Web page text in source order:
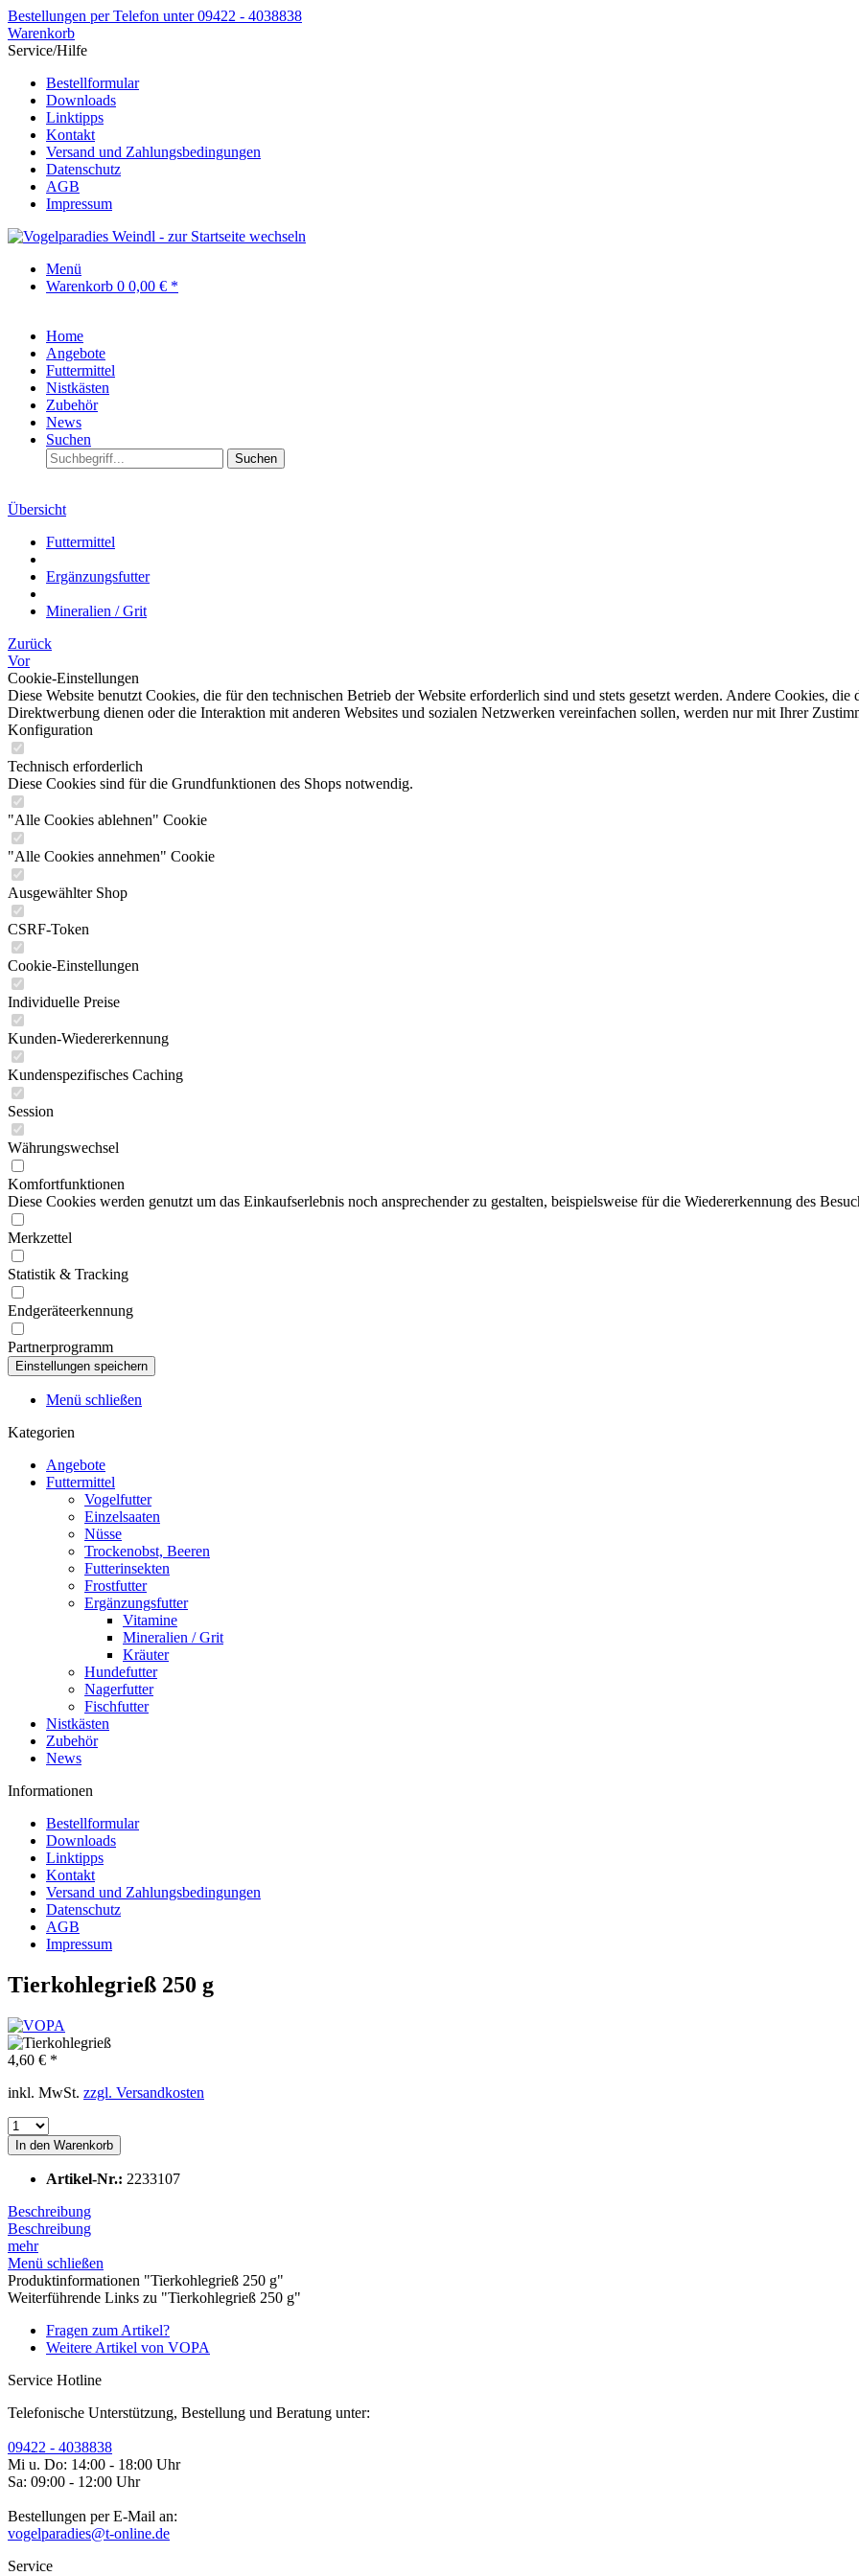
Bestellungen per Telefon unter 09422 - 4038838
Warenkorb
Service/Hilfe
Bestellformular
Downloads
Linktipps
Kontakt
Versand und Zahlungsbedingungen
Datenschutz
AGB
Impressum
Menü
Warenkorb 0 0,00 € *
Home
Angebote
Futtermittel
Nistkästen
Zubehör
News
Suchen
Suchen
Übersicht
Futtermittel
Ergänzungsfutter
Mineralien / Grit
Zurück
Vor
Cookie-Einstellungen
Diese Website benutzt Cookies, die für den technischen Betrieb der Website erforderlich sind und stets gesetzt werden. Andere Cookies,
Direktwerbung dienen oder die Interaktion mit anderen Websites und sozialen Netzwerken vereinfachen sollen, werden nur mit Ihrer
Konfiguration
Technisch erforderlich
Diese Cookies sind für die Grundfunktionen des Shops notwendig.
"Alle Cookies ablehnen" Cookie
"Alle Cookies annehmen" Cookie
Ausgewählter Shop
CSRF-Token
Cookie-Einstellungen
Individuelle Preise
Kunden-Wiedererkennung
Kundenspezifisches Caching
Session
Währungswechsel
Komfortfunktionen
Diese Cookies werden genutzt um das Einkaufserlebnis noch ansprechender zu gestalten, beispielsweise für die Wiedererkennung des
Merkzettel
Statistik & Tracking
Endgeräteerkennung
Partnerprogramm
Menü schließen
Kategorien
Angebote
Futtermittel
Vogelfutter
Einzelsaaten
Nüsse
Trockenobst, Beeren
Futterinsekten
Frostfutter
Ergänzungsfutter
Vitamine
Mineralien / Grit
Kräuter
Hundefutter
Nagerfutter
Fischfutter
Nistkästen
Zubehör
News
Informationen
Bestellformular
Downloads
Linktipps
Kontakt
Versand und Zahlungsbedingungen
Datenschutz
AGB
Impressum
Tierkohlegrieß 250 g
4,60 € *
inkl. MwSt. zzgl. Versandkosten
In den Warenkorb
Artikel-Nr.: 2233107
Beschreibung
Beschreibung
mehr
Menü schließen
Produktinformationen "Tierkohlegrieß 250 g"
Weiterführende Links zu "Tierkohlegrieß 250 g"
Fragen zum Artikel?
Weitere Artikel von VOPA
Service Hotline
Telefonische Unterstützung, Bestellung und Beratung unter:
09422 - 4038838
Mi u. Do: 14:00 - 18:00 Uhr
Sa: 09:00 - 12:00 Uhr
Bestellungen per E-Mail an:
vogelparadies@t-online.de
Service